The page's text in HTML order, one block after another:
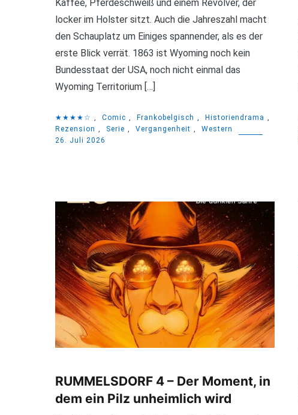
Kaffee, Pferdeschweiß und einem Revolver, der
locker im Holster sitzt. Auch die Jahreszahl macht
den Schauplatz um Einiges spannender, als es der
erste Blick verrät. 1863 ist Wyoming noch kein
Bundesstaat der USA, noch nicht einmal das
Wyoming Territorium […]
★★★★☆ , Comic , Frankobelgisch , Historiendrama ,
Rezension , Serie , Vergangenheit ,
Western
26. Juli 2026
RUMMELSDORF 4 – Der Moment, in
dem ein Pilz unheimlich wird